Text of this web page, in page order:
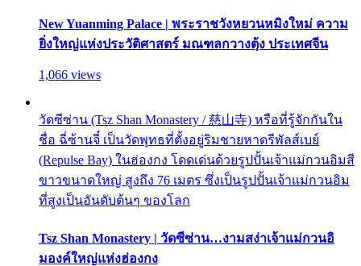
New Yuanming Palace | พระราชวังหยวนหมิงใหม่ ความ
ยิ่งใหญ่แห่งประวัติศาสตร์ มณฑลกวางตุ้ง ประเทศจีน
1,066 views
วัดซีซ่าน (Tsz Shan Monastery / 慈山寺) หรือที่รู้จักกันใน
ชื่อ ฉี่ซ้านจี๋ เป็นวัดพุทธที่ตั้งอยู่ริมชายหาดรีพัลส์เบย์
(Repulse Bay) ในฮ่องกง โดดเด่นด้วยรูปปั้นเจ้าแม่กวนอิมสี
ขาวขนาดใหญ่ สูงถึง 76 เมตร ซึ่งเป็นรูปปั้นเจ้าแม่กวนอิม
ที่สูงเป็นอันดับต้นๆ ของโลก
Tsz Shan Monastery | วัดซีซ่าน…งามสง่าเจ้าแม่กวนอิ
มองค์ใหญ่แห่งฮ่องกง